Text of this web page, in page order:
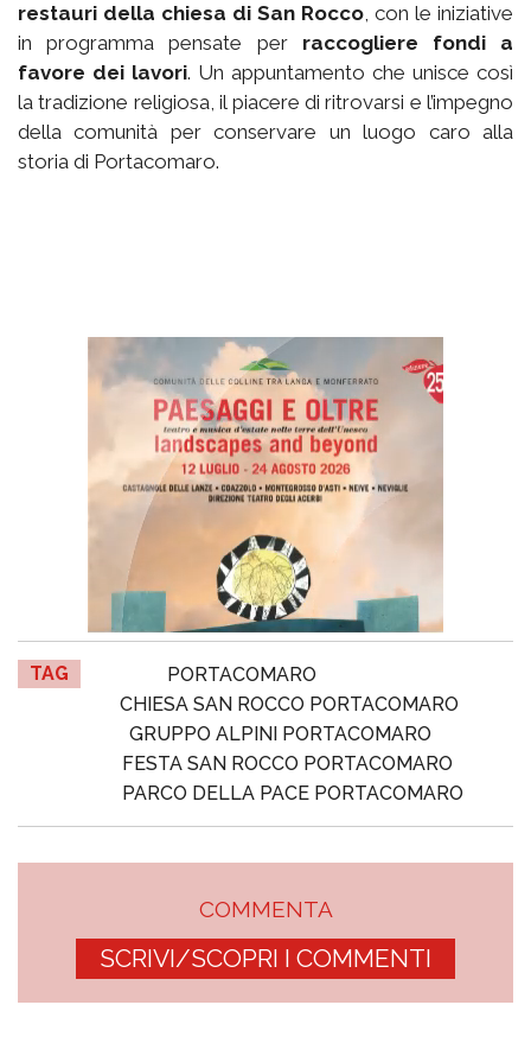
restauri della chiesa di San Rocco, con le iniziative
in programma pensate per raccogliere fondi a
favore dei lavori. Un appuntamento che unisce così
la tradizione religiosa, il piacere di ritrovarsi e l’impegno
della comunità per conservare un luogo caro alla
storia di Portacomaro.
TAG
PORTACOMARO
CHIESA SAN ROCCO PORTACOMARO
GRUPPO ALPINI PORTACOMARO
FESTA SAN ROCCO PORTACOMARO
PARCO DELLA PACE PORTACOMARO
COMMENTA
SCRIVI/SCOPRI I COMMENTI